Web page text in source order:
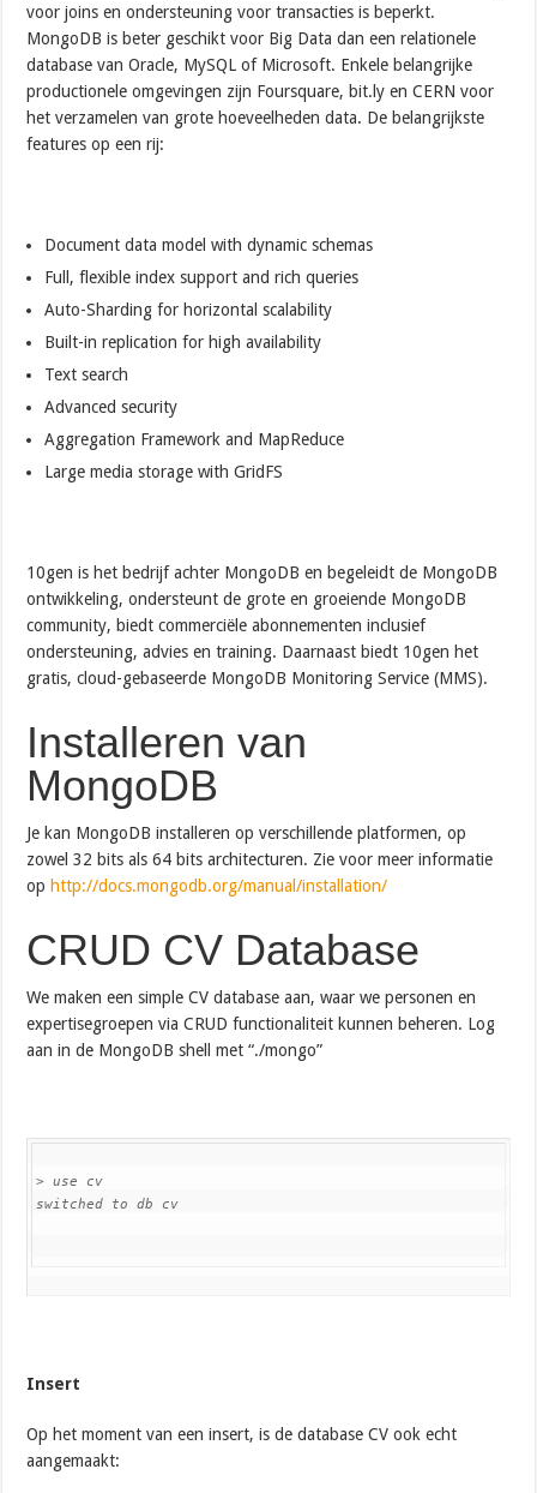
voor joins en ondersteuning voor transacties is beperkt.
MongoDB is beter geschikt voor Big Data dan een relationele
database van Oracle, MySQL of Microsoft. Enkele belangrijke
productionele omgevingen zijn Foursquare, bit.ly en CERN voor
het verzamelen van grote hoeveelheden data. De belangrijkste
features op een rij:
Document data model with dynamic schemas
Full, flexible index support and rich queries
Auto-Sharding for horizontal scalability
Built-in replication for high availability
Text search
Advanced security
Aggregation Framework and MapReduce
Large media storage with GridFS
10gen is het bedrijf achter MongoDB en begeleidt de MongoDB
ontwikkeling, ondersteunt de grote en groeiende MongoDB
community, biedt commerciële abonnementen inclusief
ondersteuning, advies en training. Daarnaast biedt 10gen het
gratis, cloud-gebaseerde MongoDB Monitoring Service (MMS).
Installeren van
MongoDB
Je kan MongoDB installeren op verschillende platformen, op
zowel 32 bits als 64 bits architecturen. Zie voor meer informatie
op http://docs.mongodb.org/manual/installation/
CRUD CV Database
We maken een simple CV database aan, waar we personen en
expertisegroepen via CRUD functionaliteit kunnen beheren. Log
aan in de MongoDB shell met “./mongo”
> use cv
switched to db cv
Insert
Op het moment van een insert, is de database CV ook echt
aangemaakt: